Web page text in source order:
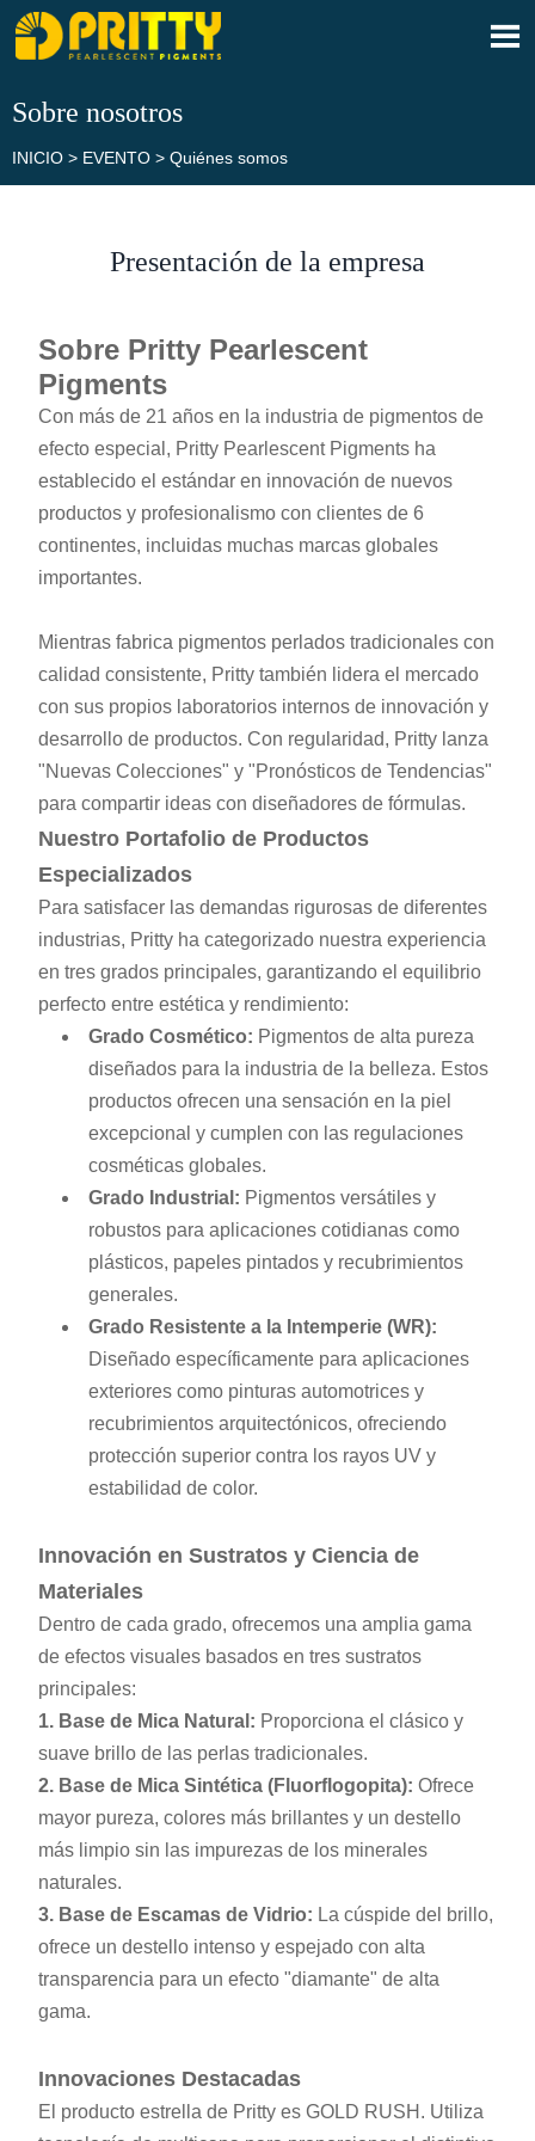

Sobre nosotros
INICIO > EVENTO > Quiénes somos
Presentación de la empresa
Sobre Pritty Pearlescent
Pigments
Con más de 21 años en la industria de pigmentos de
efecto especial, Pritty Pearlescent Pigments ha
establecido el estándar en innovación de nuevos
productos y profesionalismo con clientes de 6
continentes, incluidas muchas marcas globales
importantes.
Mientras fabrica pigmentos perlados tradicionales con
calidad consistente, Pritty también lidera el mercado
con sus propios laboratorios internos de innovación y
desarrollo de productos. Con regularidad, Pritty lanza
"Nuevas Colecciones" y "Pronósticos de Tendencias"
para compartir ideas con diseñadores de fórmulas.
Nuestro Portafolio de Productos
Especializados
Para satisfacer las demandas rigurosas de diferentes
industrias, Pritty ha categorizado nuestra experiencia
en tres grados principales, garantizando el equilibrio
perfecto entre estética y rendimiento:
Grado Cosmético: Pigmentos de alta pureza
diseñados para la industria de la belleza. Estos
productos ofrecen una sensación en la piel
excepcional y cumplen con las regulaciones
cosméticas globales.
Grado Industrial: Pigmentos versátiles y
robustos para aplicaciones cotidianas como
plásticos, papeles pintados y recubrimientos
generales.
Grado Resistente a la Intemperie (WR):
Diseñado específicamente para aplicaciones
exteriores como pinturas automotrices y
recubrimientos arquitectónicos, ofreciendo
protección superior contra los rayos UV y
estabilidad de color.
Innovación en Sustratos y Ciencia de
Materiales
Dentro de cada grado, ofrecemos una amplia gama
de efectos visuales basados en tres sustratos
principales:
1. Base de Mica Natural: Proporciona el clásico y
suave brillo de las perlas tradicionales.
2. Base de Mica Sintética (Fluorflogopita): Ofrece
mayor pureza, colores más brillantes y un destello
más limpio sin las impurezas de los minerales
naturales.
3. Base de Escamas de Vidrio: La cúspide del brillo,
ofrece un destello intenso y espejado con alta
transparencia para un efecto "diamante" de alta
gama.
Innovaciones Destacadas
El producto estrella de Pritty es GOLD RUSH. Utiliza